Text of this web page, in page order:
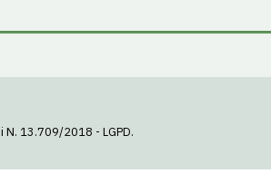
13.709/2018 - LGPD.